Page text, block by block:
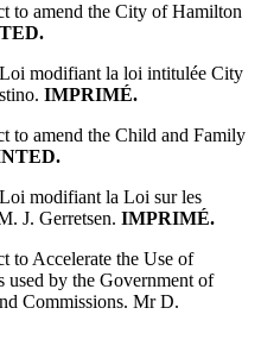
to amend the City of Hamilton
modifiant la loi intitulée City
IMPRIMÉ.
to amend the Child and Family
modifiant la Loi sur les
J. Gerretsen. IMPRIMÉ.
to Accelerate the Use of
by the Government of
Commissions. Mr D.